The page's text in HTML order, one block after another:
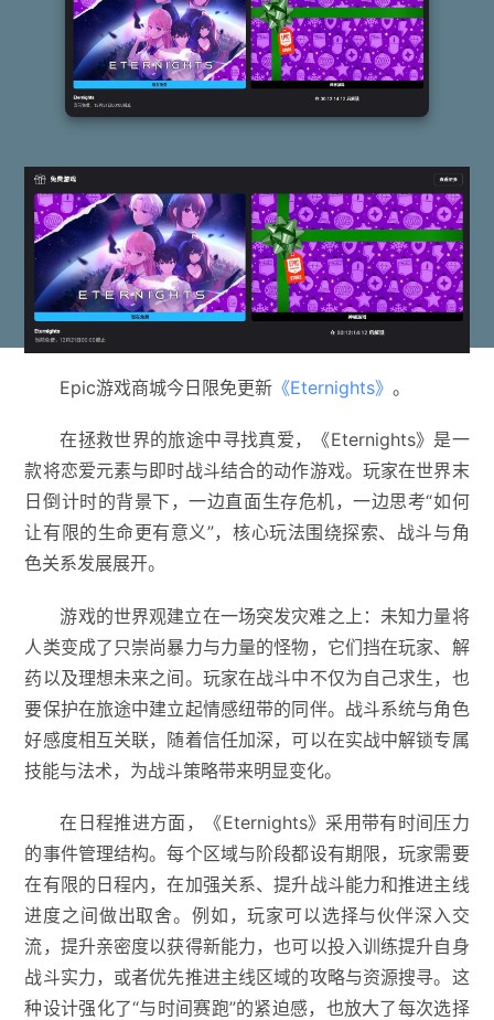
Epic游戏商城今日限免更新 《Eternights》。
在拯救世界的旅途中寻找真爱，《Eternights》是一
款将恋爱元素与即时战斗结合的动作游戏。玩家在世界末
日倒计时的背景下，一边直面生存危机，一边思考“如何
让有限的生命更有意义”，核心玩法围绕探索、战斗与角
色关系发展展开。
游戏的世界观建立在一场突发灾难之上：未知力量将
人类变成了只崇尚暴力与力量的怪物，它们挡在玩家、解
药以及理想未来之间。玩家在战斗中不仅为自己求生，也
要保护在旅途中建立起情感纽带的同伴。战斗系统与角色
好感度相互关联，随着信任加深，可以在实战中解锁专属
技能与法术，为战斗策略带来明显变化。
在日程推进方面，《Eternights》采用带有时间压力
的事件管理结构。每个区域与阶段都设有期限，玩家需要
在有限的日程内，在加强关系、提升战斗能力和推进主线
进度之间做出取舍。例如，玩家可以选择与伙伴深入交
流，提升亲密度以获得新能力，也可以投入训练提升自身
战斗实力，或者优先推进主线区域的攻略与资源搜寻。这
种设计强化了“与时间赛跑”的紧迫感，也放大了每次选择